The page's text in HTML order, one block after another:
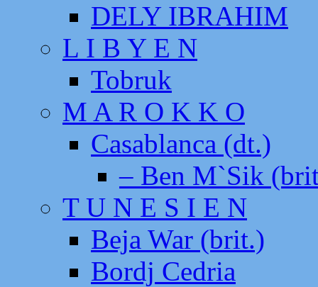
DELY IBRAHIM
L I B Y E N
Tobruk
M A R O K K O
Casablanca (dt.)
– Ben M`Sik
T U N E S I E N
Beja War (brit.)
Bordj Cedria